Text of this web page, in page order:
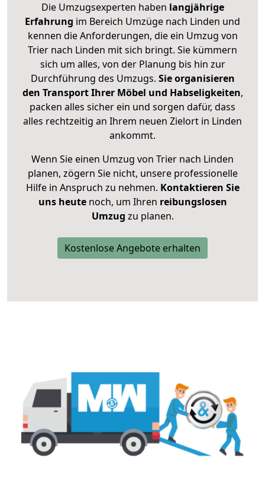
Die Umzugsexperten haben langjährige
Erfahrung im Bereich Umzüge nach Linden und
kennen die Anforderungen, die ein Umzug von
Trier nach Linden mit sich bringt. Sie kümmern
sich um alles, von der Planung bis hin zur
Durchführung des Umzugs. Sie organisieren
den Transport Ihrer Möbel und Habseligkeiten,
packen alles sicher ein und sorgen dafür, dass
alles rechtzeitig an Ihrem neuen Zielort in Linden
ankommt.
Wenn Sie einen Umzug von Trier nach Linden
planen, zögern Sie nicht, unsere professionelle
Hilfe in Anspruch zu nehmen. Kontaktieren Sie
uns heutenoch, um Ihren reibungslosen
Umzug zu planen.
Kostenlose Angebote erhalten